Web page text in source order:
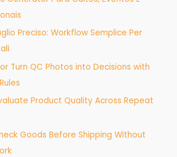
Preciso: Workflow Semplice Per
Turn QC Photos into Decisions with
Product Quality Across Repeat
Goods Before Shipping Without